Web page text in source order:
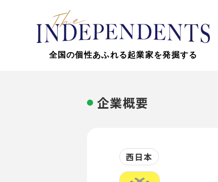
全国の個性あふれる起業家を発掘する
企業概要
西日本